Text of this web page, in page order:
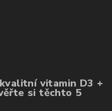
vitamin D3 +
si těchto 5